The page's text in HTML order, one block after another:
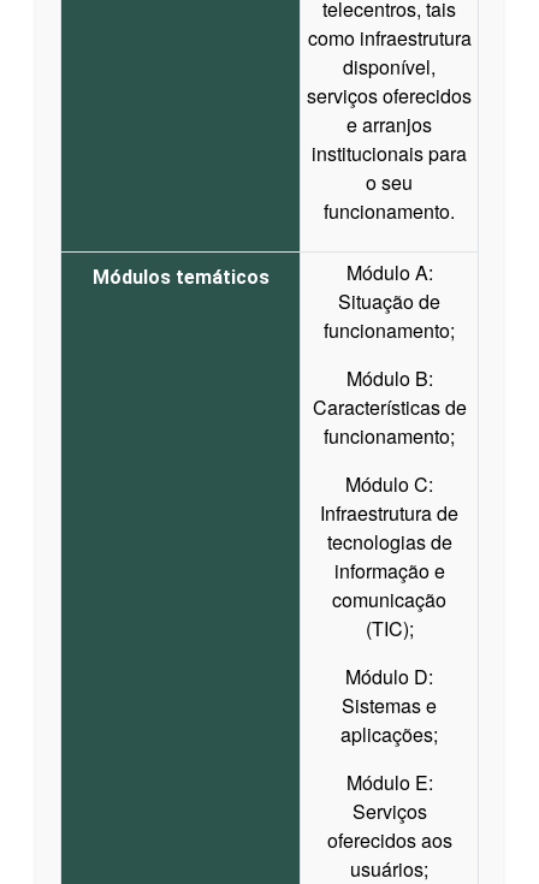
telecentros, tais
como infraestrutura
disponível,
serviços oferecidos
e arranjos
institucionais para
o seu
funcionamento.
Módulos temáticos
Módulo A:
Situação de
funcionamento;
Módulo B:
Características de
funcionamento;
Módulo C:
Infraestrutura de
tecnologias de
informação e
comunicação
(TIC);
Módulo D:
Sistemas e
aplicações;
Módulo E:
Serviços
oferecidos aos
usuários;